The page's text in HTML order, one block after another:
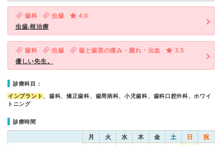
歯科 虫歯
4.0
虫歯.根治療
歯科 虫歯 歯と歯茎の痛み・腫れ・出血
3.5
優しい先生。
診療科目：
インプラント 、歯科、矯正歯科、歯周病科、小児歯科、歯科口腔外科、ホワイ
トニング
診療時間
月 火 水 木 金 土 日 祝